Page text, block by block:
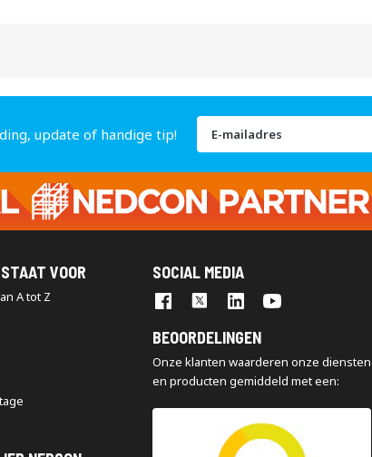
update of handige tip!
Abonneer
op
onze
nieuwsbrief
VOOR
A tot Z
SOCIAL MEDIA
BEOORDELINGEN
Onze klanten waarderen onze diensten
en producten gemiddeld met een: